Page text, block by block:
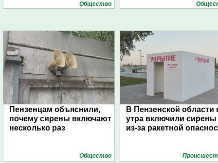
Общество
Пензенцам объяснили,
почему сирены включают
несколько раз
Общество
В Пензенской области
утра включили сирены
из-за ракетной